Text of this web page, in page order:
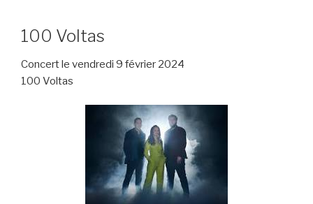
100 Voltas
Concert le vendredi 9 février 2024
100 Voltas